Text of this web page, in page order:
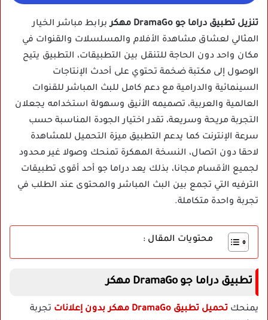
تنزيل تطبيق دراما جو DramaGo مهكر
برابط مباشر الخيار
المثالي لعشاق مشاهدة الأفلام والمسلسلات والقنوات في
مكان واحد دون الحاجة للتنقل بين التطبيقات، التطبيق يتيح
الوصول إلى مكتبة ضخمة تحتوي على أحدث الإنتاجات
السينمائية والدرامية مع دعم كامل للبث المباشر للقنوات
العالمية والعربية، تصميمه الأنيق وسهولة استخدامه يجعلان
التجربة مريحة وسريعة، تقدر اختيار الجودة المناسبة حسب
سرعة الإنترنت كما يدعم التطبيق ميزة التحميل للمشاهدة
لاحقا دون اتصال، النسخة المهكرة تمنحك وصولا غير محدود
لجميع الأقسام مجانا، بذلك يعد دراما جو أحد أقوى تطبيقات
الترفيه التي تجمع بين البث المباشر والمحتوى عند الطلب في
تجربة واحدة متكاملة.
محتويات المقال :
تطبيق دراما جو DramaGo مهكر
يمنحك تحميل تطبيق DramaGo مهكر بدون إعلانات
تجربة